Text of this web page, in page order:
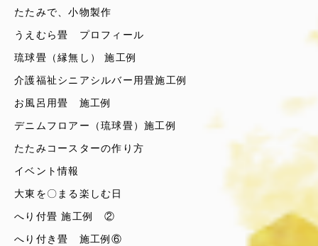
たたみで、小物製作
うえむら畳 プロフィール
琉球畳（縁無し） 施工例
介護福祉シニアシルバー用畳施工例
お風呂用畳 施工例
デニムフロアー（琉球畳）施工例
たたみコースターの作り方
イベント情報
大東を〇まる楽しむ日
へり付畳 施工例 ②
へり付き畳 施工例⑥